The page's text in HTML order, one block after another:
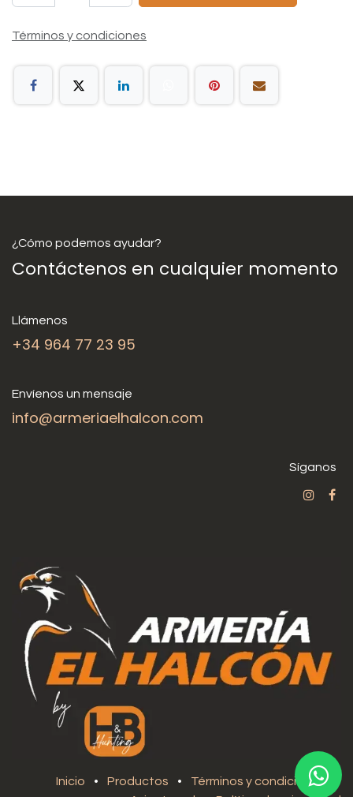
Términos y condiciones
¿Cómo podemos ayudar?
Contáctenos en cualquier momento
Llámenos
+34 964 77 23 95
Envíenos un mensaje
info@armeriaelhalcon.com
Síganos
Inicio • Productos • Términos y condiciones
•